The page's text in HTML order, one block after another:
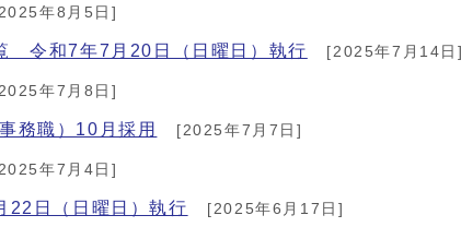
年8月5日]
令和7年7月20日（日曜日）執行 [2025年7月14日]
年7月8日]
務職）10月採用 [2025年7月7日]
年7月4日]
日（日曜日）執行 [2025年6月17日]